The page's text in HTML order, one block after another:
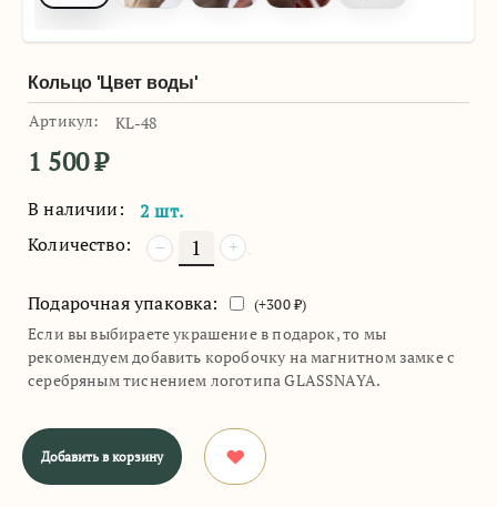
Кольцо 'Цвет воды'
Артикул: KL-48
1 500₽
В наличии:
2 шт.
Количество:
+
−
Подарочная упаковка: (+300₽)
Если вы выбираете украшение в подарок, то мы
рекомендуем добавить коробочку на магнитном замке с
серебряным тиснением логотипа GLASSNAYA.
Добавить в корзину